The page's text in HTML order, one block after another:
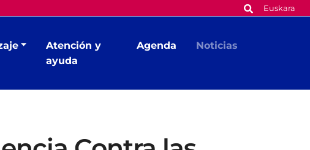
Euskara
Atención y
ayuda
Agenda Noticias